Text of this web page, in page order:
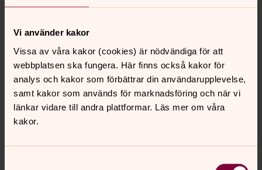
Vi använder kakor
Vissa av våra kakor (cookies) är nödvändiga för att
webbplatsen ska fungera. Här finns också kakor för
analys och kakor som förbättrar din användarupplevelse,
samt kakor som används för marknadsföring och när vi
länkar vidare till andra plattformar. Läs mer om våra
kakor.
Blankett
Reseräkning och merkostnader för studerande
Senast ändrad 13 januari 2026
innehåll?